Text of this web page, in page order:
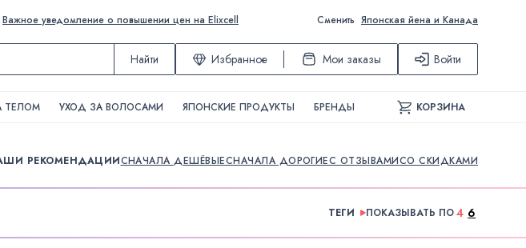
Важное уведомление о повышении цен на Elixcell Сменить Японская йена и Канада
Найти Избранное Мои заказы Войти
ТЕЛОМ УХОД ЗА ВОЛОСАМИ ЯПОНСКИЕ ПРОДУКТЫ БРЕНДЫ КОРЗИНА
РЕКОМЕНДАЦИИСНАЧАЛА ДЕШЁВЫЕСНАЧАЛА ДОРОГИЕС ОТЗЫВАМИСО СКИДКАМИ
ТЕГИ ПОКАЗЫВАТЬ ПО4 6